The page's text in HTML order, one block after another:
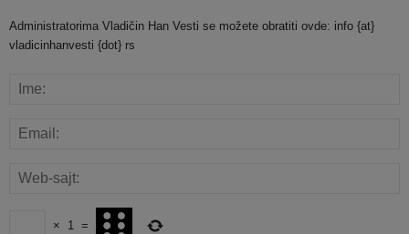
Administratorima Vladičin Han Vesti se možete obratiti ovde: info {at}
vladicinhanvesti {dot} rs
× 1 =